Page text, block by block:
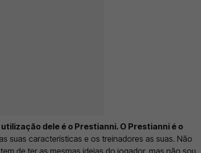
dele é o Prestianni. O Prestianni é o
suas características e os treinadores as suas. Não
de ter as mesmas ideias do jogador, mas não sou